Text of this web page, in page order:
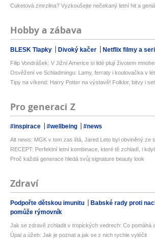
Cuketová zmrzlina? Vyzkoušejte nečekaný letní hit a
Hobby a zábava
BLESK Tlapky Divoký kačer Netflix filmy a
Filip Vondrášek: V Jižní Americe si lidé plují životem
Osvěžení ve Schladmingu: Lamy, ferraty i koulovačka v
Tipy na víkend: Harry Potter na výstavě! Folklor, bitvy i
Pro generaci Z
#inspirace #wellbeing #news
Alt news: MGK v tom zas lítá, Jared Leto byl obviněný ze
RECEPT: Perfektní letní kombinace, které tě zchladí, i
Proč každá generace hledá svůj signature beauty look
Zdraví
Podpořte dětskou imunitu Babské rady proti
pomůže rýmovník
Jak se zdravě zchladit v tropických vedrech: Co pomáhá
Úpal a úžeh: Jak je poznat a jak se z nich rychle vyléčit